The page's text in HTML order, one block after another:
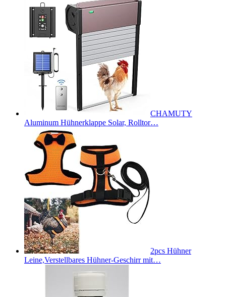
CHAMUTY
Aluminum Hühnerklappe Solar, Rolltor…
2pcs Hühner
Leine,Verstellbares Hühner-Geschirr mit…